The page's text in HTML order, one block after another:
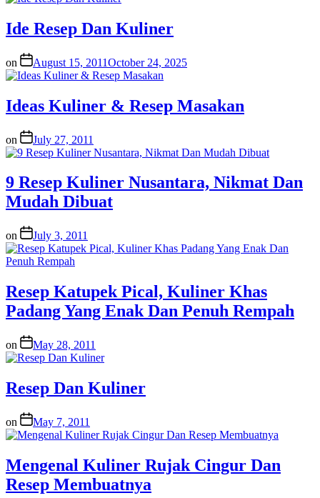
Ide Resep Dan Kuliner
on August 15, 2011October 24, 2025
Ideas Kuliner & Resep Masakan
on July 27, 2011
9 Resep Kuliner Nusantara, Nikmat Dan
Mudah Dibuat
on July 3, 2011
Resep Katupek Pical, Kuliner Khas
Padang Yang Enak Dan Penuh Rempah
on May 28, 2011
Resep Dan Kuliner
on May 7, 2011
Mengenal Kuliner Rujak Cingur Dan
Resep Membuatnya